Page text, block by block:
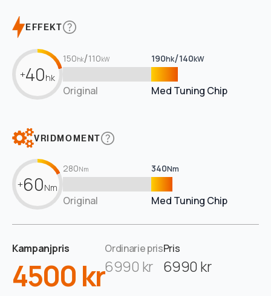
EFFEKT
+40hk
150hk/110kW 190hk/140kW
Original Med Tuning Chip
VRIDMOMENT
+60Nm
280Nm 340Nm
Original Med Tuning Chip
Kampanjpris
4500 kr
Ordinarie pris
6990 kr
Pris
6990 kr